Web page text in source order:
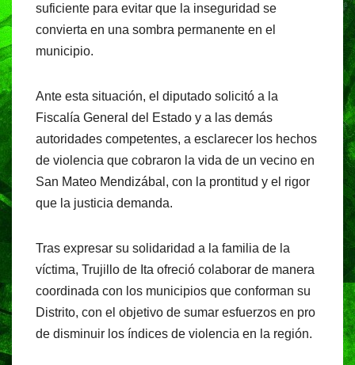
suficiente para evitar que la inseguridad se
convierta en una sombra permanente en el
municipio.
Ante esta situación, el diputado solicitó a la
Fiscalía General del Estado y a las demás
autoridades competentes, a esclarecer los hechos
de violencia que cobraron la vida de un vecino en
San Mateo Mendizábal, con la prontitud y el rigor
que la justicia demanda.
Tras expresar su solidaridad a la familia de la
víctima, Trujillo de Ita ofreció colaborar de manera
coordinada con los municipios que conforman su
Distrito, con el objetivo de sumar esfuerzos en pro
de disminuir los índices de violencia en la región.